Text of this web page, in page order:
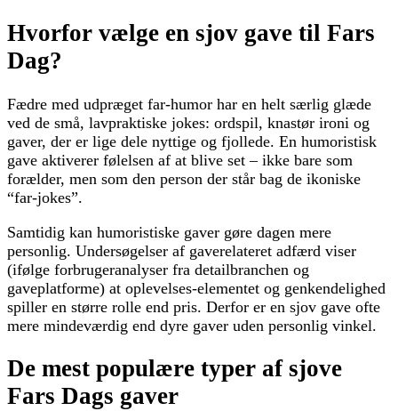
Hvorfor vælge en sjov gave til Fars
Dag?
Fædre med udpræget far-humor har en helt særlig glæde
ved de små, lavpraktiske jokes: ordspil, knastør ironi og
gaver, der er lige dele nyttige og fjollede. En humoristisk
gave aktiverer følelsen af at blive set – ikke bare som
forælder, men som den person der står bag de ikoniske
“far-jokes”.
Samtidig kan humoristiske gaver gøre dagen mere
personlig. Undersøgelser af gaverelateret adfærd viser
(ifølge forbrugeranalyser fra detailbranchen og
gaveplatforme) at oplevelses-elementet og genkendelighed
spiller en større rolle end pris. Derfor er en sjov gave ofte
mere mindeværdig end dyre gaver uden personlig vinkel.
De mest populære typer af sjove
Fars Dags gaver